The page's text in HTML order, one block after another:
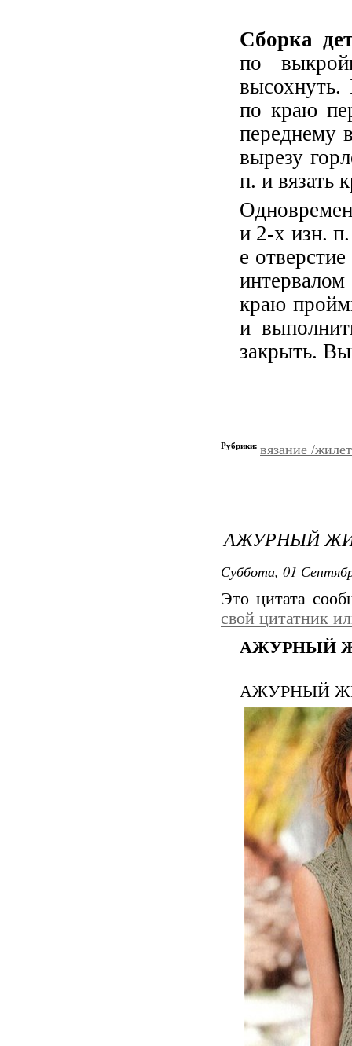
Сборка
по
по краю
переднему
вырезу
п. и вязать
и 2-х изн.
е
краю
и
закрыть.
Рубрики: вязание /
АЖУРНЫЙ
Суббота, 01
Это цитата
свой цитатник
АЖУРНЫЙ
АЖУРНЫЙ